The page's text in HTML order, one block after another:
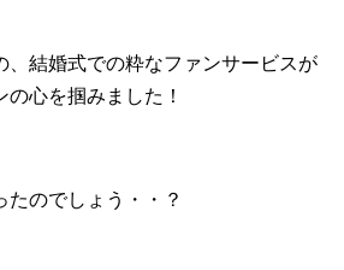
、結婚式での粋なファンサービスが
心を掴みました！
たのでしょう・・？